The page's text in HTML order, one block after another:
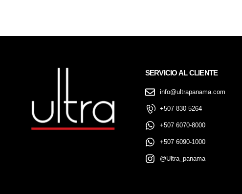
SERVICIO AL CLIENTE
info@ultrapanama.com
+507 830-5264
+507 6070-8000
+507 6090-1000
@Ultra_panama